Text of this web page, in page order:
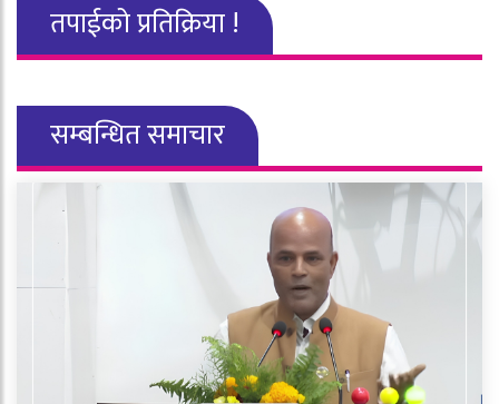
तपाईको प्रतिक्रिया !
सम्बन्धित समाचार